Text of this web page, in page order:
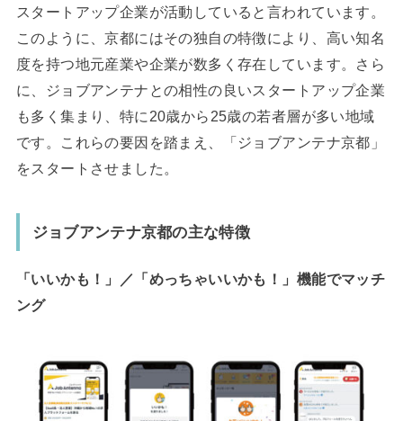
スタートアップ企業が活動していると言われています。
このように、京都にはその独自の特徴により、高い知名
度を持つ地元産業や企業が数多く存在しています。さら
に、ジョブアンテナとの相性の良いスタートアップ企業
も多く集まり、特に20歳から25歳の若者層が多い地域
です。これらの要因を踏まえ、「ジョブアンテナ京都」
をスタートさせました。
ジョブアンテナ京都の主な特徴
「いいかも！」／「めっちゃいいかも！」機能でマッチ
ング